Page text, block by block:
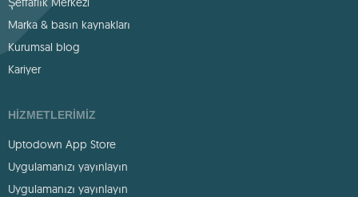
Marka & basın kaynakları
Kurumsal blog
Kariyer
HIZMETLERIMIZ
Uptodown App Store
Uygulamanızı yayınlayın
Uygulamanızı yayınlayın